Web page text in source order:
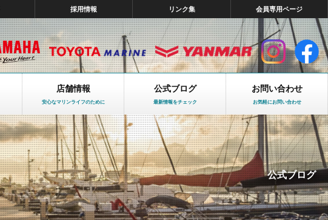
採用情報 リンク集 会員専用ページ
店舗情報
安心なマリンライフのために
公式ブログ
最新情報をチェック
お問い合わせ
お気軽にお問い合わせ
公式ブログ